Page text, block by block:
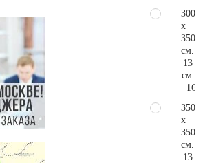
300
x
350
см.
13
см.
350
x
350
см.
13